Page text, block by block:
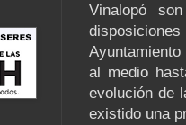
Vinalopó
al medio
evolución de
existido una